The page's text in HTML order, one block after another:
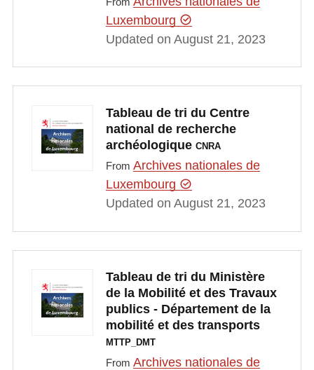
Luxembourg
Updated on August 21, 2023
Tableau de tri du Centre
national de recherche
archéologique CNRA
From Archives nationales de
Luxembourg
Updated on August 21, 2023
Tableau de tri du Ministère
de la Mobilité et des Travaux
publics - Département de la
mobilité et des transports
MTTP_DMT
From Archives nationales de